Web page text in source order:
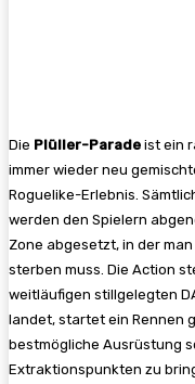
Die Plüller-Parade ist ein
immer wieder neu
Roguelike-Erlebnis.
werden den Spielern
Zone abgesetzt, in der
sterben muss. Die Action
weitläufigen stillgelegten
landet, startet ein Rennen
bestmögliche Ausrüstung
Extraktionspunkten zu